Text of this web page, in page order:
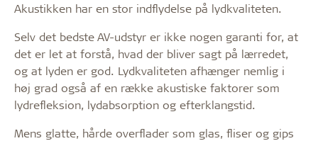
Akustikken har en stor indflydelse på lydkvaliteten.
Selv det bedste AV-udstyr er ikke nogen garanti for, at
det er let at forstå, hvad der bliver sagt på lærredet,
og at lyden er god. Lydkvaliteten afhænger nemlig i
høj grad også af en række akustiske faktorer som
lydrefleksion, lydabsorption og efterklangstid.
Mens glatte, hårde overflader som glas, fliser og gips